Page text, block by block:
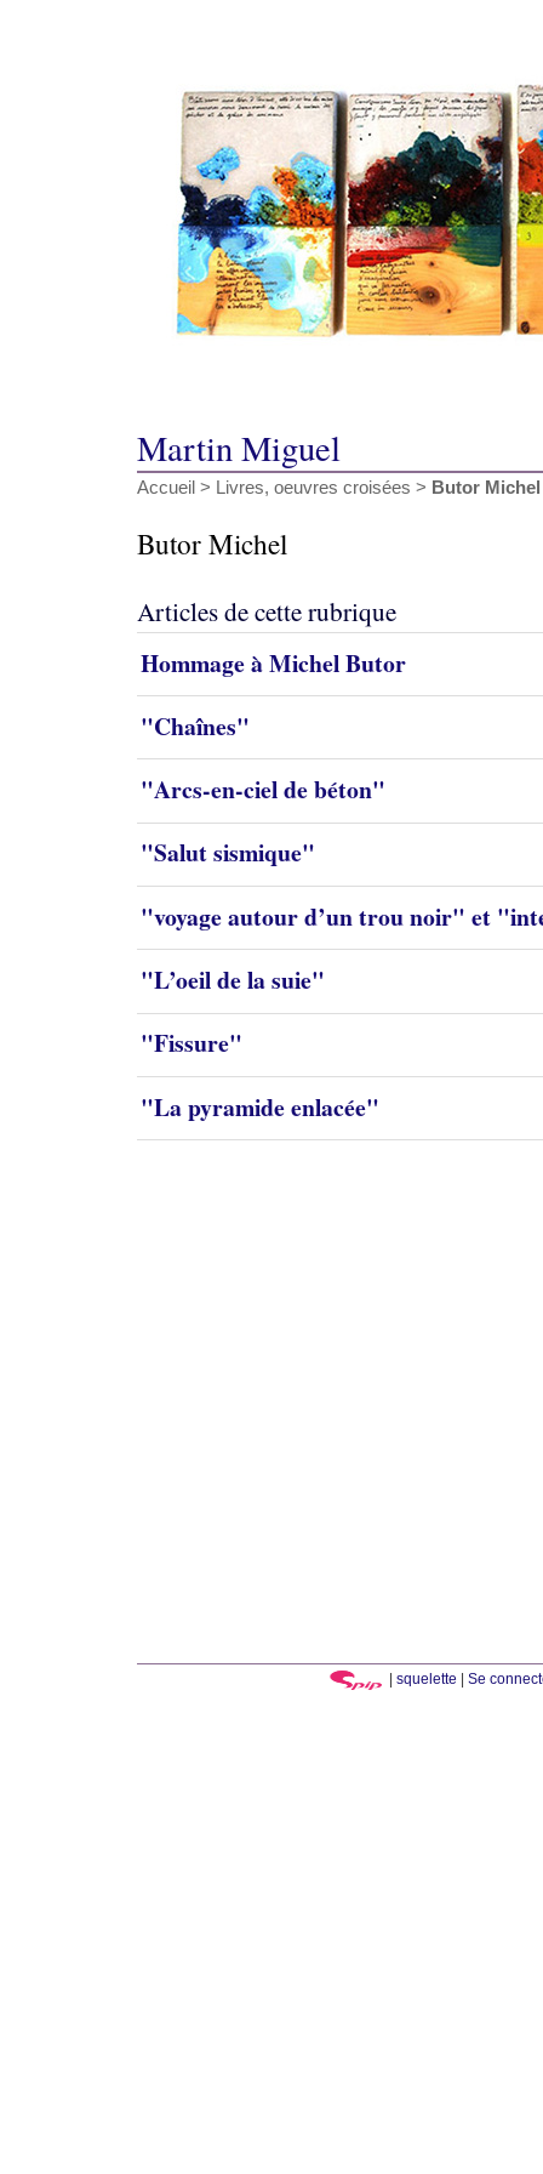
Martin Miguel
Accueil > Livres, oeuvres croisées > Butor Michel
Butor Michel
Articles de cette rubrique
Hommage à Michel Butor
"Chaînes"
"Arcs-en-ciel de béton"
"Salut sismique"
"voyage autour d’un trou noir" et
"L’oeil de la suie"
"Fissure"
"La pyramide enlacée"
squelette Se